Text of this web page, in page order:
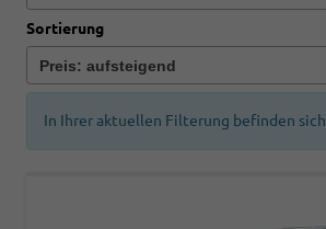
Sortierung
In Ihrer aktuellen Filterung befinden sich